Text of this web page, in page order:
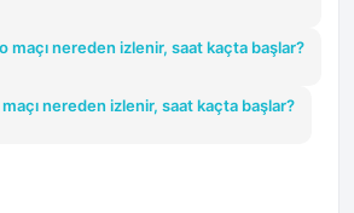
maçı nereden izlenir, saat kaçta başlar?
nereden izlenir, saat kaçta başlar?